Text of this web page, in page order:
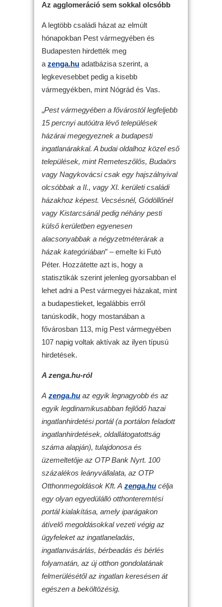
Az agglomeráció sem sokkal olcsóbb
A legtöbb családi házat az elmúlt
hónapokban Pest vármegyében és
Budapesten hirdették meg
a zenga.hu adatbázisa szerint, a
legkevesebbet pedig a kisebb
vármegyékben, mint Nógrád és Vas.
„Pest vármegyében a fővárostól legfeljebb
15 percnyi autóútra lévő települések
házárai megegyeznek a budapesti
ingatlanárakkal. A budai oldalhoz közel eső
települések, mint Remeteszőlős, Budaörs
vagy Nagykovácsi csak egy hajszálnyival
olcsóbbak a II., vagy XI. kerületi családi
házakhoz képest. Vecsésnél, Gödöllőnél
vagy Kistarcsánál pedig néhány pesti
külső kerületben egyenesen
alacsonyabbak a négyzetméterárak a
házak kategóriában” – emelte ki Futó
Péter. Hozzátette azt is, hogy a
statisztikák szerint jelenleg gyorsabban el
lehet adni a Pest vármegyei házakat, mint
a budapestieket, legalábbis erről
tanúskodik, hogy mostanában a
fővárosban 113, míg Pest vármegyében
107 napig voltak aktívak az ilyen típusú
hirdetések.
A zenga.hu-ról
A zenga.hu az egyik legnagyobb és az
egyik legdinamikusabban fejlődő hazai
ingatlanhirdetési portál (a portálon feladott
ingatlanhirdetések, oldallátogatottság
száma alapján), tulajdonosa és
üzemeltetője az OTP Bank Nyrt. 100
százalékos leányvállalata, az OTP
Otthonmegoldások Kft. A zenga.hu célja
egy olyan egyedülálló otthonteremtési
portál kialakítása, amely iparágakon
átívelő megoldásokkal vezeti végig az
ügyfeleket az ingatlaneladás,
ingatlanvásárlás, bérbeadás és bérlés
folyamatán, az új otthon gondolatának
felmerülésétől az ingatlan keresésen át
egészen a beköltözésig.